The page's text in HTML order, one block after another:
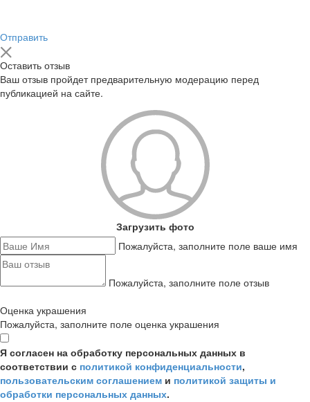
Отправить
Оставить отзыв
Ваш отзыв пройдет предварительную модерацию перед
публикацией на сайте.
Загрузить фото
Пожалуйста, заполните поле ваше имя
Пожалуйста, заполните поле отзыв
Оценка украшения
Пожалуйста, заполните поле оценка украшения
Я согласен на обработку персональных данных в
соответствии с политикой конфиденциальности,
пользовательским соглашением и политикой защиты и
обработки персональных данных.